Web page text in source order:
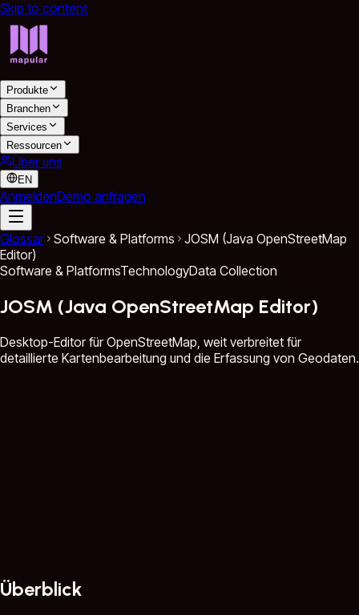
Skip to content
Produkte
Branchen
Services
Ressourcen
Über uns
EN
AnmeldenDemo anfragen
Glossar Software & Platforms
JOSM (Java OpenStreetMap
Editor)
Software & PlatformsTechnologyData Collection
JOSM (Java OpenStreetMap Editor)
Desktop-Editor für OpenStreetMap, weit verbreitet für
detaillierte Kartenbearbeitung und die Erfassung von Geodaten.
Überblick